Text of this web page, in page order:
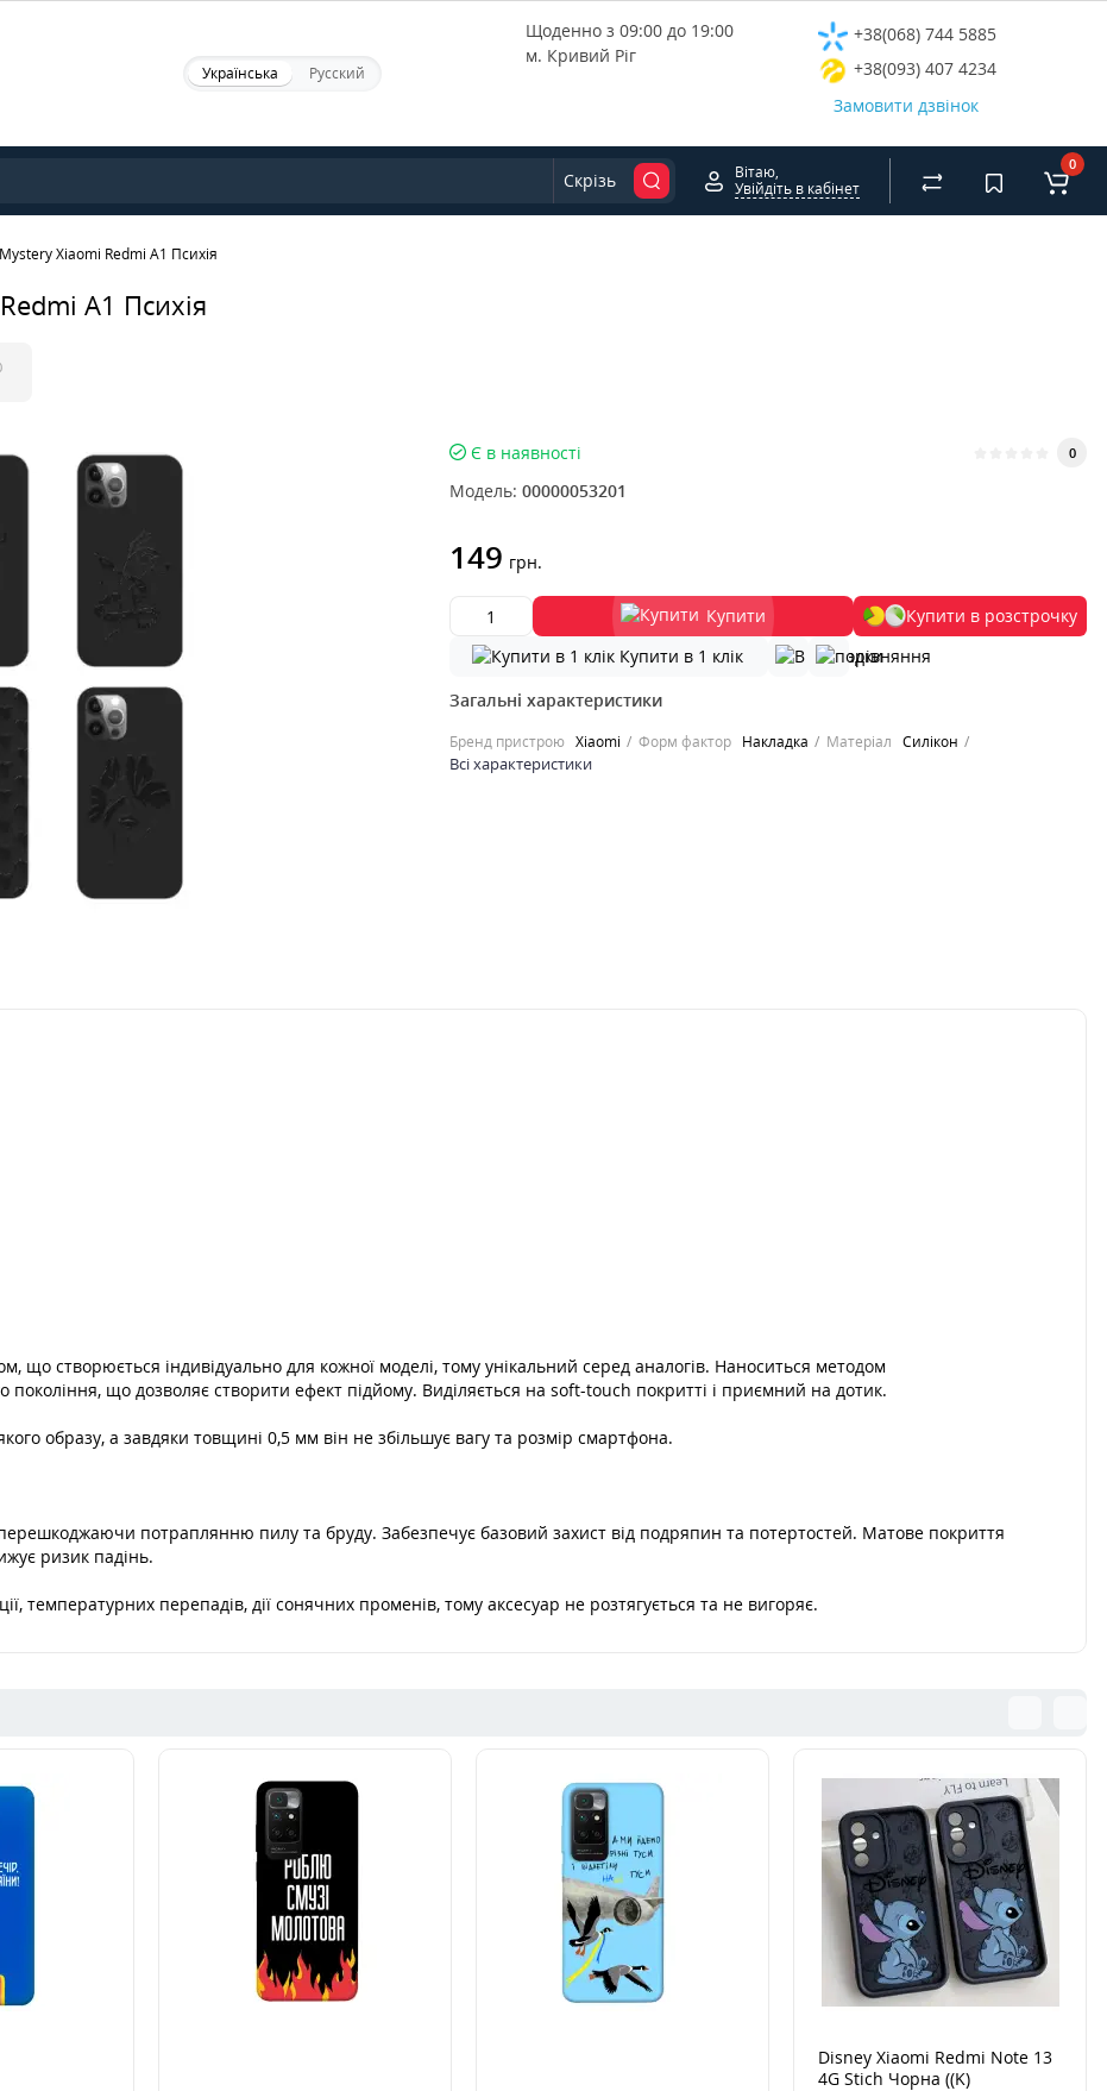
Українська Русский
Щоденно з 09:00 до 19:00
м. Кривий Ріг
+38(068) 744 5885
+38(093) 407 4234
Замовити дзвінок
Скрізь
Вітаю,
Увійдіть в кабінет
0
Xiaomi Redmi А1 Психія
А1 Психія
Є в наявності 0
Модель: 00000053201
149 грн.
Купити
Купити в розстрочку
Купити в 1 клік
Загальні характеристики
Бренд пристрою Xiaomi Форм фактор Накладка Матеріал Силікон
Всі характеристики
створюється індивідуально для кожної моделі, тому унікальний серед аналогів. Наноситься методом
покоління, що дозволяє створити ефект підйому. Виділяється на soft-touch покритті і приємний на дотик.
образу, а завдяки товщині 0,5 мм він не збільшує вагу та розмір смартфона.
потраплянню пилу та бруду. Забезпечує базовий захист від подряпин та потертостей. Матове покриття
ризик падінь.
температурних перепадів, дії сонячних променів, тому аксесуар не розтягується та не вигоряє.
Disney Xiaomi Redmi Note 13
4G Stich Чорна ((K)